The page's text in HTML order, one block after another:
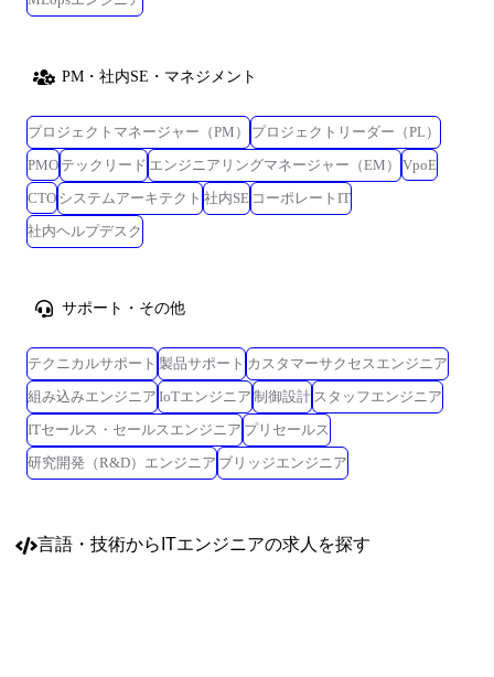
PM・社内SE・マネジメント
プロジェクトマネージャー（PM）
プロジェクトリーダー（PL）
PMO テックリード エンジニアリングマネージャー（EM）
VpoE
CTO システムアーキテクト 社内SE コーポレートIT
社内ヘルプデスク
サポート・その他
テクニカルサポート 製品サポート カスタマーサクセスエンジニア
組み込みエンジニア IoTエンジニア 制御設計 スタッフエンジニア
ITセールス・セールスエンジニア プリセールス
研究開発（R&D）エンジニア ブリッジエンジニア
言語・技術からITエンジニアの求人を探す